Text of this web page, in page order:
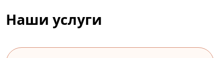
Наши услуги